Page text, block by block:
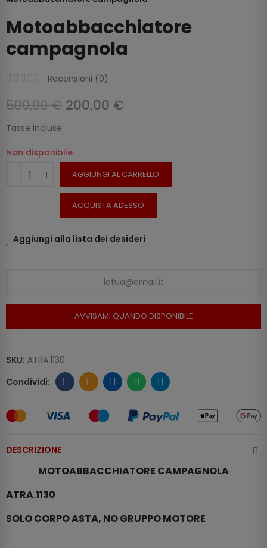
Motoabbacchiatore
campagnola
Recensioni (0)
500,00 € 200,00 €
Tasse incluse
Non disponibile
AGGIUNGI AL CARRELLO
ACQUISTA ADESSO
Aggiungi alla lista dei desideri
AVVISAMI QUANDO DISPONIBILE
SKU: ATRA.1130
DESCRIZIONE
MOTOABBACCHIATORE CAMPAGNOLA
ATRA.1130
SOLO CORPO ASTA, NO GRUPPO MOTORE